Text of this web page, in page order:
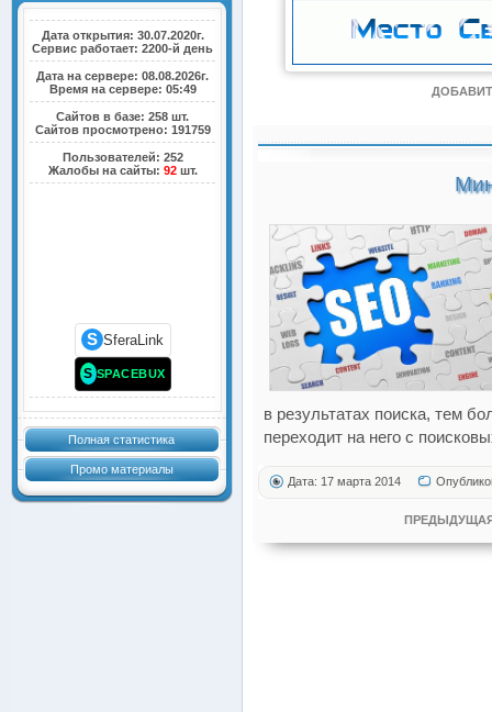
Дата открытия: 30.07.2020г.
Сервис работает: 2200-й день
Дата на сервере: 08.08.2026г.
Время на сервере: 05:49
Сайтов в базе: 258 шт.
Сайтов просмотрено: 191759
Пользователей: 252
Жалобы на сайты: 92шт.
S SferaLink
S SPACEBUX
Полная статистика
Промо материалы
в результатах поиска, тем
переходит на него с
Дата: 17 марта 2014